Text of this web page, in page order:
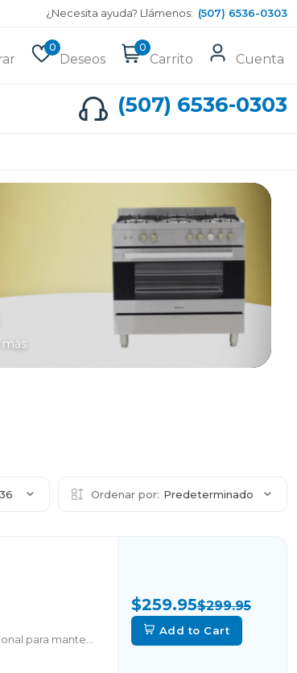
¿Necesita ayuda? Llámenos: (507) 6536-0303
0
Deseos
0
Carrito Cuenta
(507) 6536-0303
36 Ordenar por: Predeterminado
para mante...
$259.95$299.95
Add to Cart